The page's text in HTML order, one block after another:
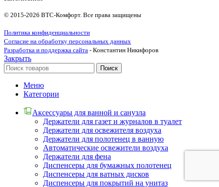
© 2015-2026 ВТС-Комфорт. Все права защищены
Политика конфиденциальности
Согласие на обработку персональных данных
Разработка и поддержка сайта - Константин Никифоров
Закрыть
Поиск
Меню
Категории
Аксессуары для ванной и санузла
Держатели для газет и журналов в туалет
Держатели для освежителя воздуха
Держатели для полотенец в ванную
Автоматические освежители воздуха
Держатели для фена
Диспенсеры для бумажных полотенец
Диспенсеры для ватных дисков
Диспенсеры для покрытий на унитаз